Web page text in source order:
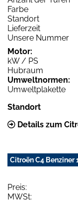
Farbe
Standort
Lieferzeit
Unsere Nummer
Motor:
kW / PS
Hubraum
Umweltnormen:
Umweltplakette
Standort
Details zum
Citroën C4 Benziner
Preis:
MWSt: